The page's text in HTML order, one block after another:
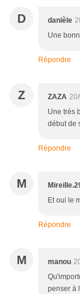
D danièle
Une
Répondre
Z ZAZA
Une très
début de
Répondre
M
Et oui le
Répondre
M manou
penser à